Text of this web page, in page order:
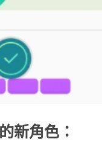
新角色：